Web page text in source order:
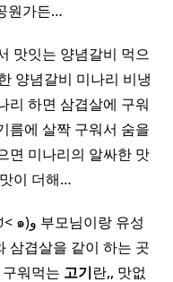
원가든…
맛잇는 양념갈비 먹으
양념갈비 미나리 비냉
리 하면 삼겹살에 구워
름에 살짝 구워서 숨을
면 미나리의 알싸한 맛
이 더해…
삼겹살을 같이 하는 곳
워먹는 고기란,, 맛없